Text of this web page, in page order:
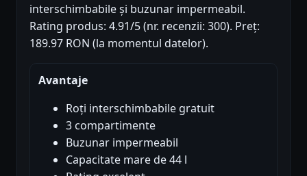
interschimbabile și buzunar impermeabil.
Rating produs: 4.91/5 (nr. recenzii: 300). Preț:
189.97 RON (la momentul datelor).
Avantaje
Roți interschimbabile gratuit
3 compartimente
Buzunar impermeabil
Capacitate mare de 44 l